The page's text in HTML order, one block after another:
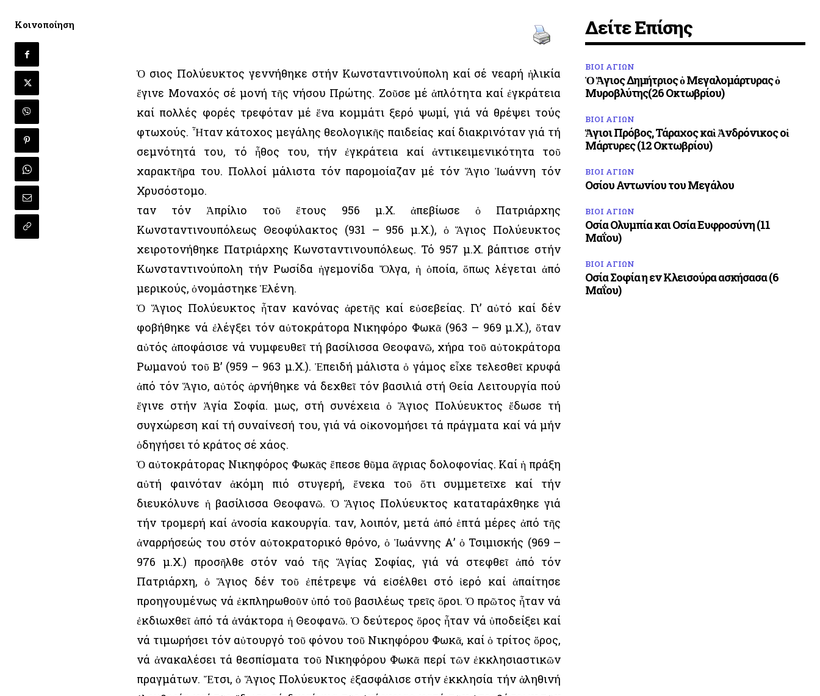
Κοινοποίηση
Ὁ Ὅσιος Πολύευκτος γεννήθηκε στήν Κωνσταντινούπολη καί σέ νεαρή ἡλικία
ἔγινε Μοναχός σέ μονή τῆς νήσου Πρώτης. Ζοῦσε μέ ἁπλότητα καί ἐγκράτεια
καί πολλές φορές τρεφόταν μέ ἕνα κομμάτι ξερό ψωμί, γιά νά θρέψει τούς
φτωχούς. Ἦταν κάτοχος μεγάλης θεολογικῆς παιδείας καί διακρινόταν γιά τή
σεμνότητά του, τό ἦθος του, τήν ἐγκράτεια καί ἀντικειμενικότητα τοῦ
χαρακτῆρα του. Πολλοί μάλιστα τόν παρομοίαζαν μέ τόν Ἅγιο Ἰωάννη τόν
Χρυσόστομο.
Ὅταν τόν Ἀπρίλιο τοῦ ἔτους 956 μ.Χ. ἀπεβίωσε ὁ Πατριάρχης
Κωνσταντινουπόλεως Θεοφύλακτος (931 – 956 μ.Χ.), ὁ Ἅγιος Πολύευκτος
χειροτονήθηκε Πατριάρχης Κωνσταντινουπόλεως. Τό 957 μ.Χ. βάπτισε στήν
Κωνσταντινούπολη τήν Ρωσίδα ἡγεμονίδα Ὄλγα, ἡ ὁποία, ὅπως λέγεται ἀπό
μερικούς, ὀνομάστηκε Ἑλένη.
Ὁ Ἅγιος Πολύευκτος ἦταν κανόνας ἀρετῆς καί εὐσεβείας. Γι’ αὐτό καί δέν
φοβήθηκε νά ἐλέγξει τόν αὐτοκράτορα Νικηφόρο Φωκᾶ (963 – 969 μ.Χ.), ὅταν
αὐτός ἀποφάσισε νά νυμφευθεῖ τή βασίλισσα Θεοφανῶ, χήρα τοῦ αὐτοκράτορα
Ρωμανού τοῦ Β’ (959 – 963 μ.Χ.). Ἐπειδή μάλιστα ὁ γάμος εἶχε τελεσθεῖ κρυφά
ἀπό τόν Ἅγιο, αὐτός ἀρνήθηκε νά δεχθεῖ τόν βασιλιά στή Θεία Λειτουργία πού
ἔγινε στήν Ἁγία Σοφία. Ὅμως, στή συνέχεια ὁ Ἅγιος Πολύευκτος ἔδωσε τή
συγχώρεση καί τή συναίνεσή του, γιά νά οἰκονομήσει τά πράγματα καί νά μήν
ὁδηγήσει τό κράτος σέ χάος.
Ὁ αὐτοκράτορας Νικηφόρος Φωκᾶς ἔπεσε θῦμα ἄγριας δολοφονίας. Καί ἡ πράξη
αὐτή φαινόταν ἀκόμη πιό στυγερή, ἕνεκα τοῦ ὅτι συμμετεῖχε καί τήν
διευκόλυνε ἡ βασίλισσα Θεοφανῶ. Ὁ Ἅγιος Πολύευκτος καταταράχθηκε γιά
τήν τρομερή καί ἀνοσία κακουργία. Ὅταν, λοιπόν, μετά ἀπό ἑπτά μέρες ἀπό τῆς
ἀναρρήσεώς του στόν αὐτοκρατορικό θρόνο, ὁ Ἰωάννης Α’ ὁ Τσιμισκής (969 –
976 μ.Χ.) προσῆλθε στόν ναό τῆς Ἅγίας Σοφίας, γιά νά στεφθεῖ ἀπό τόν
Πατριάρχη, ὁ Ἅγιος δέν τοῦ ἐπέτρεψε νά εἰσέλθει στό ἱερό καί ἀπαίτησε
προηγουμένως νά ἐκπληρωθοῦν ὑπό τοῦ βασιλέως τρεῖς ὅροι. Ὁ πρῶτος ἦταν νά
ἐκδιωχθεῖ ἀπό τά ἀνάκτορα ἡ Θεοφανῶ. Ὁ δεύτερος ὅρος ἦταν νά ὑποδείξει καί
νά τιμωρήσει τόν αὐτουργό τοῦ φόνου τοῦ Νικηφόρου Φωκᾶ, καί ὁ τρίτος ὅρος,
νά ἀνακαλέσει τά θεσπίσματα τοῦ Νικηφόρου Φωκᾶ περί τῶν ἐκκλησιαστικῶν
πραγμάτων. Ἔτσι, ὁ Ἅγιος Πολύευκτος ἐξασφάλισε στήν ἐκκλησία τήν ἀληθινή
Δείτε Επίσης
ΒΙΟΙ ΑΓΙΩΝ
Ὁ Ἅγιος Δημήτριος ὁ Μεγαλομάρτυρας ὁ
Μυροβλύτης(26 Οκτωβρίου)
ΒΙΟΙ ΑΓΙΩΝ
Ἅγιοι Πρόβος, Τάραχος καὶ Ἀνδρόνικος οἱ
Μάρτυρες (12 Οκτωβρίου)
ΒΙΟΙ ΑΓΙΩΝ
Οσίου Αντωνίου του Μεγάλου
ΒΙΟΙ ΑΓΙΩΝ
Οσία Ολυμπία και Οσία Ευφροσύνη (11
Μαΐου)
ΒΙΟΙ ΑΓΙΩΝ
Οσία Σοφία η εν Κλεισούρα ασκήσασα (6
Μαΐου)